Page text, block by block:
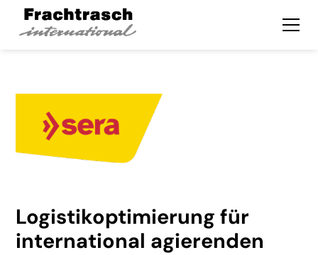
Logistikoptimierung für
international agierenden